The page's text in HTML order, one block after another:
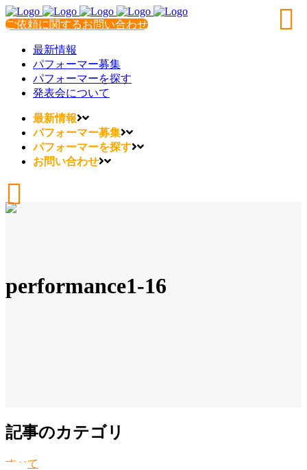
ご依頼に関するお問い合わせ
最新情報
パフォーマー募集
パフォーマーを探す
発表会について
最新情報
パフォーマー募集
パフォーマーを探す
お問い合わせ
performance1-16
記事のカテゴリ
すべて